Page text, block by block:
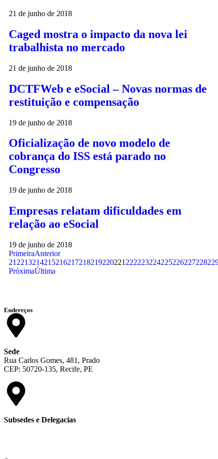
21 de junho de 2018
Caged mostra o impacto da nova lei
trabalhista no mercado
21 de junho de 2018
DCTFWeb e eSocial – Novas normas de
restituição e compensação
19 de junho de 2018
Oficialização de novo modelo de
cobrança do ISS está parado no
Congresso
19 de junho de 2018
Empresas relatam dificuldades em
relação ao eSocial
19 de junho de 2018
PrimeiraAnterior
212213214215216217218219220221 222223224225226227228
PróximaÚltima
Endereços
Sede
Rua Carlos Gomes, 481, Prado
CEP: 50720-135, Recife, PE
Subsedes e Delegacias